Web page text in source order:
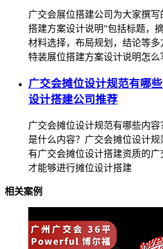
广交会展位搭建公司为大家撰
搭建方案设计说明”包括标题，
材料选择，布局规划，结论等
特装展位搭建方案设计说明怎么
广交会摊位设计规范有哪
设计搭建公司推荐
广交会摊位设计规范有哪些内
是什么内容？广交会摊位设计
有广交会摊位设计搭建资质的广
才能够进行摊位设计搭建
相关案例